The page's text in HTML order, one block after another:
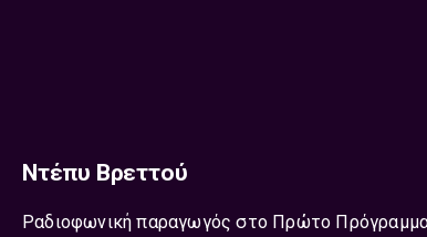
Ντέπυ Βρεττού
Ραδιοφωνική παραγωγός στο Πρώτο Πρόγραμμα.